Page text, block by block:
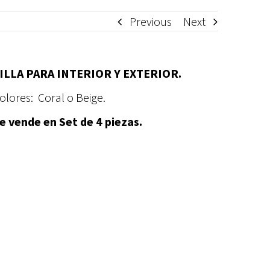
Previous Next
PARA INTERIOR Y EXTERIOR.
Coral o Beige.
vende en Set de 4 piezas.